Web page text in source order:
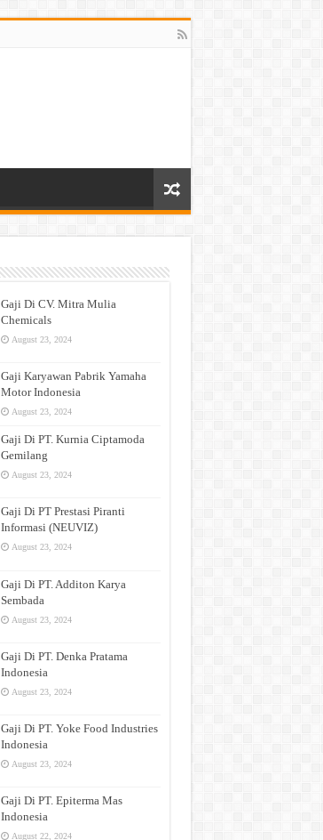
Gaji Di CV. Mitra Mulia
Chemicals
August 23, 2024
Gaji Karyawan Pabrik Yamaha
Motor Indonesia
August 23, 2024
Gaji Di PT. Kurnia Ciptamoda
Gemilang
August 23, 2024
Gaji Di PT Prestasi Piranti
Informasi (NEUVIZ)
August 23, 2024
Gaji Di PT. Additon Karya
Sembada
August 23, 2024
Gaji Di PT. Denka Pratama
Indonesia
August 23, 2024
Gaji Di PT. Yoke Food Industries
Indonesia
August 23, 2024
Gaji Di PT. Epiterma Mas
Indonesia
August 22, 2024